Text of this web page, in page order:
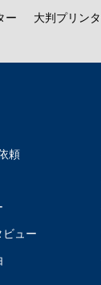
ー
大判プリン
頼
ュー